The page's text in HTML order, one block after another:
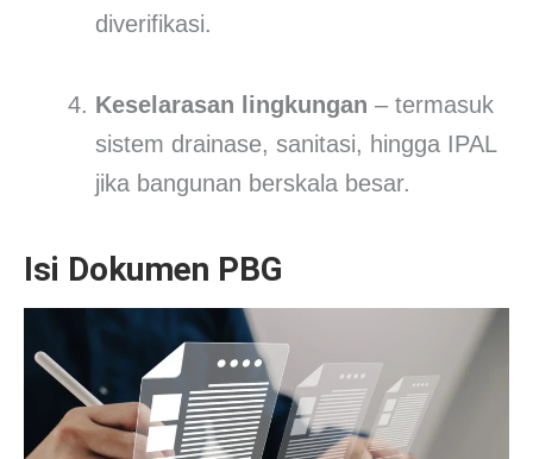
diverifikasi.
Keselarasan lingkungan – termasuk
sistem drainase, sanitasi, hingga IPAL
jika bangunan berskala besar.
Isi Dokumen PBG